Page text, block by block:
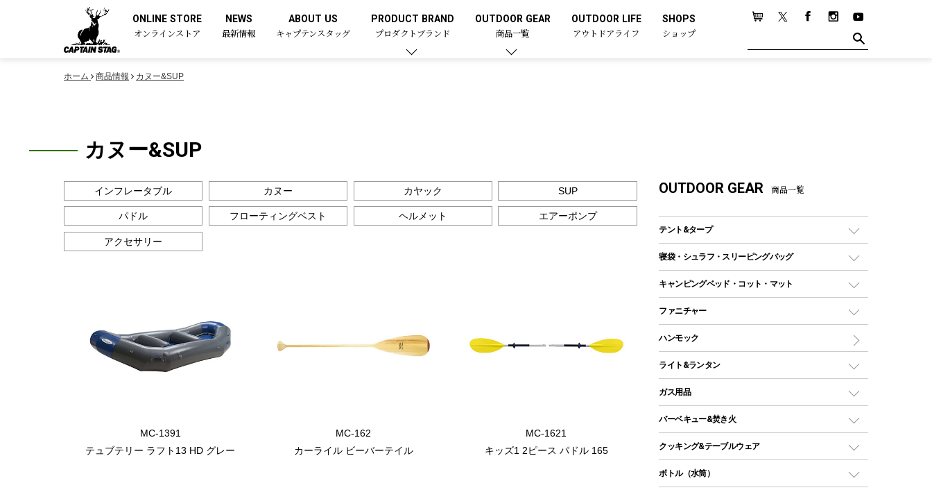
ONLINE STORE
オンラインストア
NEWS
最新情報
ABOUT US
キャプテンスタッグ
PRODUCT BRAND
プロダクトブランド
OUTDOOR GEAR
商品一覧
OUTDOOR LIFE
アウトドアライフ
SHOPS
ショップ
ホーム 商品情報 カヌー&SUP
カヌー&SUP
インフレータブル カヌー カヤック SUP
パドル フローティングベスト ヘルメット エアーポンプ
アクセサリー
MC-1391
テュブテリー ラフト13 HD グレー
MC-162
カーライル ビーバーテイル
MC-1621
キッズ1 2ピース パドル 165
OUTDOOR GEAR 商品一覧
テント&タープ
テント
ツールームテント
ワンポールテント
シェルターテント
ロッジ型・オリジナルテント
タープ
スクエアタープ（レクタタープ）
メッシュタープ
寝袋・シュラフ・スリーピングバッグ
レクタングラー型（封筒型）シュラフ
インナーシュラフ
キャンピングベッド・コット・マット
キャンピングベッド・コット
インフレータブルマット
ファニチャー
アウトドアテーブル
レジャーシート
ハンモック
ライト&ランタン
LEDランタン
ガスランタン
オイルランタン
LEDライト
ガス用品
ガスバーナー
ガス缶
バーベキュー&焚き火
バーベキューコンロ、グリル
焚き火台タイプ（ロースタイル）グリル
クッキング&テーブルウェア
ダッチオーブン
ボトル（水筒）